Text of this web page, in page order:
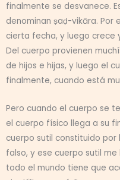
finalmente se desvanece.
denominan ṣaḍ-vikāra. Por
cierta fecha, y luego crece
Del cuerpo provienen
de hijos e hijas, y luego el
finalmente, cuando está
Pero cuando el cuerpo se
el cuerpo físico llega a su
cuerpo sutil constituido
falso, y ese cuerpo sutil
todo el mundo tiene que